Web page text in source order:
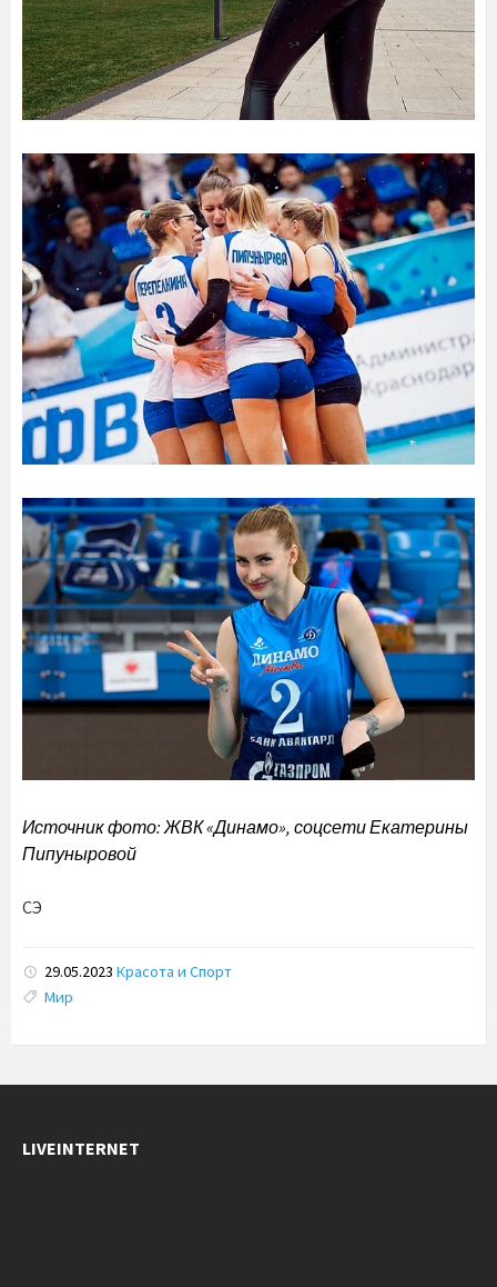
Источник фото: ЖВК «Динамо», соцсети Екатерины
Пипуныровой
СЭ
29.05.2023 Красота и Спорт
Tags:
Мир
LIVEINTERNET